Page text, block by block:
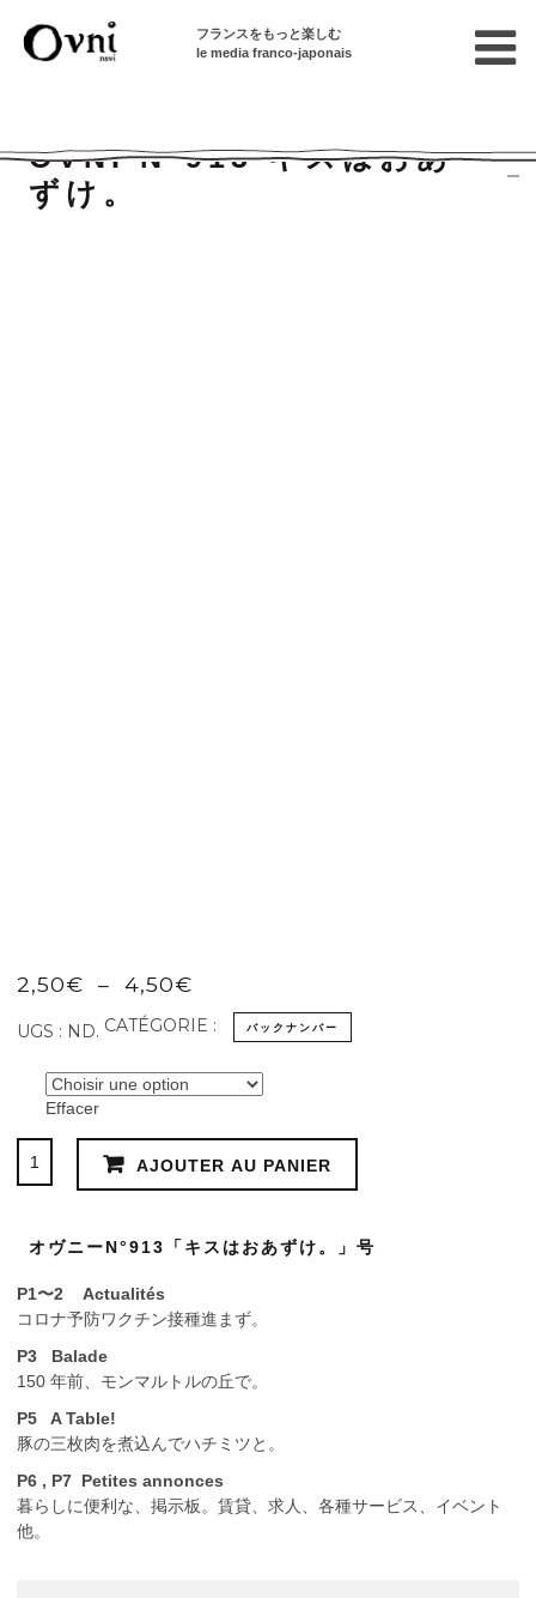
フランスをもっと楽しむ
le media franco-japonais
OVNI N°913 キスはおあ
ずけ。
2,50€ – 4,50€
de
prix :
2,50€
4,50€
UGS : ND. CATÉGORIE : バックナンバー
Effacer
de
キ
は
お
あ
ず
AJOUTER AU PANIER
オヴニーN°913「キスはおあずけ。」号
P1〜2 Actualités
コロナ予防ワクチン接種進まず。
P3 Balade
150 年前、モンマルトルの丘で。
P5 A Table!
豚の三枚肉を煮込んでハチミツと。
P6 , P7 Petites annonces
暮らしに便利な、掲示板。賃貸、求人、各種サービス、イベント
他。